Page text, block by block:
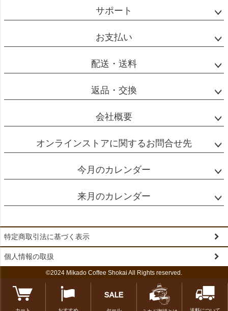
ップ
サポート
お支払い
配送・送料
返品・交換
会社概要
オンラインストアに関するお問合せ先
今月のカレンダー
来月のカレンダー
特定商取引法に基づく表示
個人情報の取扱
©2024 Mikado Coffee Shokai All Rights reserved.